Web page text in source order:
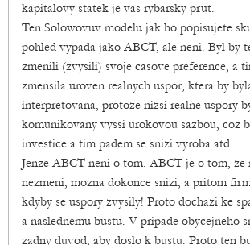
kapitalovy statek je vas rybarsky prut.
Ten Solowovuv modelu jak ho popisujete
pohled vypada jako ABCT, ale neni. Byl by
zmenili (zvysili) svoje casove preference, a
zmensila uroven realnych uspor, ktera by
interpretovana, protoze nizsi realne uspory
komunikovany vyssi urokovou sazbou, coz
investice a tim padem se snizi vyroba atd.
Jenze ABCT neni o tom. ABCT je o tom, ze
nezmeni, mozna dokonce snizi, a pritom
kdyby se uspory zvysily! Proto dochazi ke
a naslednemu bustu. V pripade obycejneho
zadny duvod, aby doslo k bustu. Proto ten